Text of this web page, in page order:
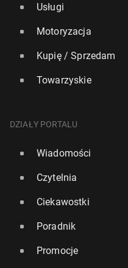
Usługi
Motoryzacja
Kupię / Sprzedam
Towarzyskie
DZIAŁY PORTALU
Wiadomości
Czytelnia
Ciekawostki
Poradnik
Promocje